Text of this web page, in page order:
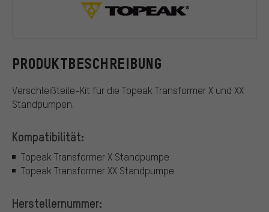
PRODUKTBESCHREIBUNG
Verschleißteile-Kit für die Topeak Transformer X und XX
Standpumpen.
Kompatibilität:
Topeak Transformer X Standpumpe
Topeak Transformer XX Standpumpe
Herstellernummer: